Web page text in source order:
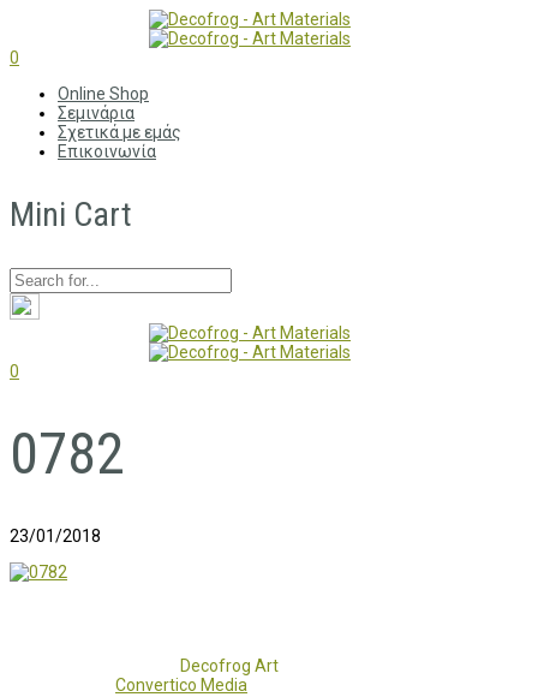
0
Online Shop
Σεμινάρια
Σχετικά με εμάς
Επικοινωνία
Mini Cart
0
0782
23/01/2018
Decofrog Art
Convertico Media